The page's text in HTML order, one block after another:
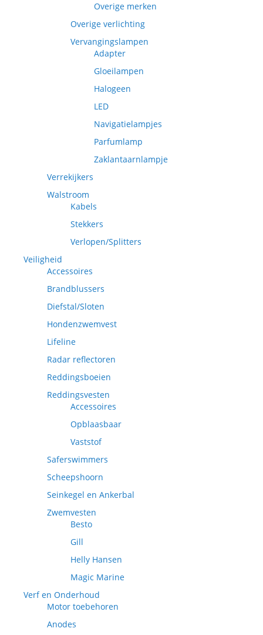
Overige merken
Overige verlichting
Vervangingslampen
Adapter
Gloeilampen
Halogeen
LED
Navigatielampjes
Parfumlamp
Zaklantaarnlampje
Verrekijkers
Walstroom
Kabels
Stekkers
Verlopen/Splitters
Veiligheid
Accessoires
Brandblussers
Diefstal/Sloten
Hondenzwemvest
Lifeline
Radar reflectoren
Reddingsboeien
Reddingsvesten
Accessoires
Opblaasbaar
Vaststof
Saferswimmers
Scheepshoorn
Seinkegel en Ankerbal
Zwemvesten
Besto
Gill
Helly Hansen
Magic Marine
Verf en Onderhoud
Motor toebehoren
Anodes